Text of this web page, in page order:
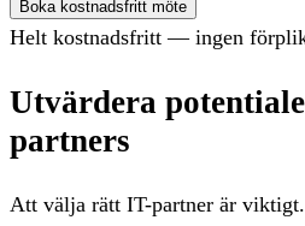
Boka kostnadsfritt möte
Helt kostnadsfritt — ingen
Utvärdera
partners
Att välja rätt IT-partner är